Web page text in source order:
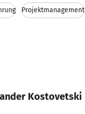
Projektmanagement
Kostovetski